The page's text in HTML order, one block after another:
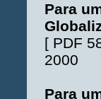
Para
[ PDF
2000
Para